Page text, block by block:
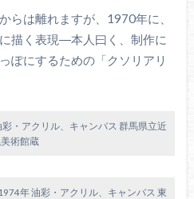
らは離れますが、1970年に、
描く表現―本人曰く、制作に
ぽにするための「クソリアリ
彩・アクリル、キャンバス 群馬県立近
術館蔵
年 油彩・アクリル、キャンバス 東